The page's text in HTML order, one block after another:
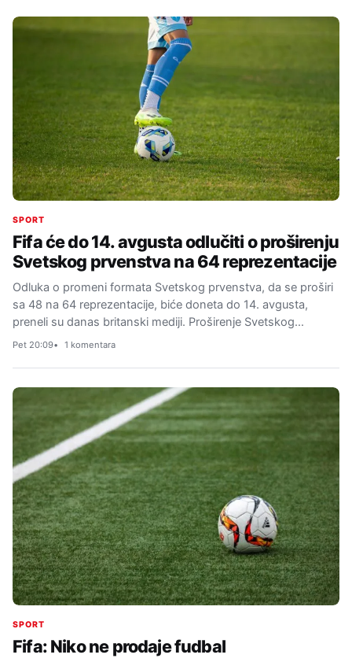
SPORT
Fifa će do 14. avgusta odlučiti o proširenju
Svetskog prvenstva na 64 reprezentacije
Odluka o promeni formata Svetskog prvenstva, da se proširi
sa 48 na 64 reprezentacije, biće doneta do 14. avgusta,
preneli su danas britanski mediji. Proširenje Svetskog…
Pet 20:09 1 komentara
SPORT
Fifa: Niko ne prodaje fudbal